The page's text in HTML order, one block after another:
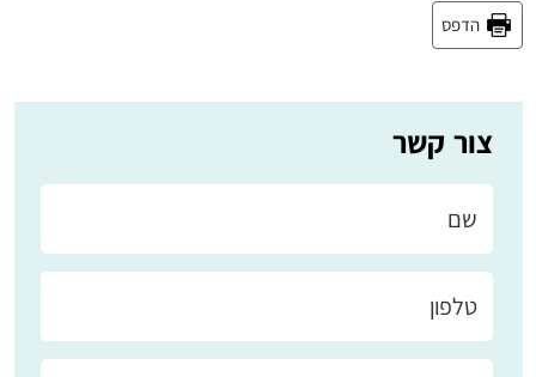
צור קשר
הדפס